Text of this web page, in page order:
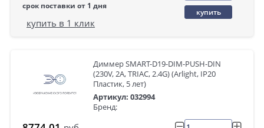
срок поставки от 1 дня
купить
купить в 1 клик
Диммер SMART-D19-DIM-PUSH-DIN
(230V, 2A, TRIAC, 2.4G) (Arlight, IP20
Пластик, 5 лет)
Артикул: 032994
Бренд: